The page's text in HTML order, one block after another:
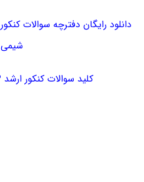
شیمی
کلید سوالات کنکور ارشد ۹۳ مهندسی شیمی